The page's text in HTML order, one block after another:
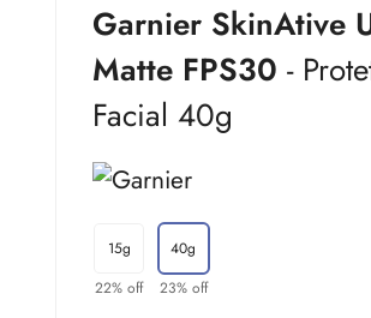
Garnier SkinAtive
Matte FPS30 -
Facial 40g
15g
22% off
40g
23% off